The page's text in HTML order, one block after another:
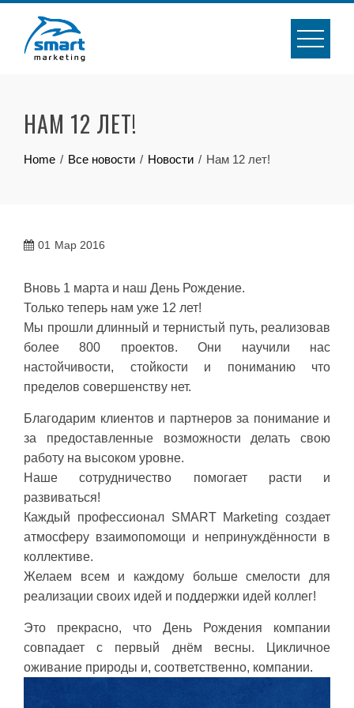
content
НАМ 12 ЛЕТ!
Home Все новости Новости Нам 12 лет!
01 Мар 2016
Вновь 1 марта и наш День Рождение.
Только теперь нам уже 12 лет!
Мы прошли длинный и тернистый путь, реализовав
более 800 проектов. Они научили нас
настойчивости, стойкости и пониманию что
пределов совершенству нет.
Благодарим клиентов и партнеров за понимание и
за предоставленные возможности делать свою
работу на высоком уровне.
Наше сотрудничество помогает расти и
развиваться!
Каждый профессионал SMART Marketing создает
атмосферу взаимопомощи и непринуждённости в
коллективе.
Желаем всем и каждому больше смелости для
реализации своих идей и поддержки идей коллег!
Это прекрасно, что День Рождения компании
совпадает с первый днём весны. Цикличное
оживание природы и, соответственно, компании.